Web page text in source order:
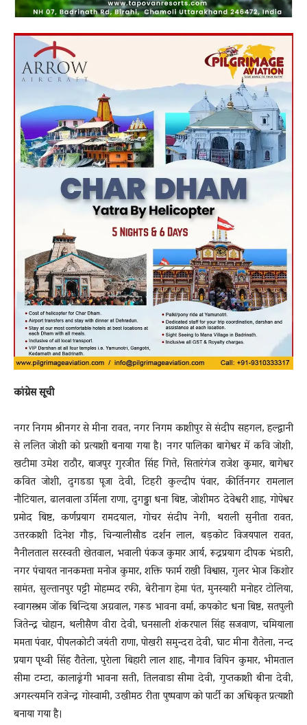
कांग्रेस सूची
नगर निगम श्रीनगर से मीना रावत, नगर निगम काशीपुर से संदीप सहगल, हल्द्वानी
से ललित जोशी को प्रत्याशी बनाया गया है। नगर पालिका बागेश्वर में कवि जोशी,
खटीमा उमेश राठौर, बाजपुर गुरजीत सिंह गित्ते, सितारंगंज राजेश कुमार, बागेश्वर
कवित जोशी, दुगडडा पूजा देवी, टिहरी कुल्दीप पंवार, कीर्तिनगर रामलाल
नौटियाल, ढालवाला उर्मिला राणा, दुगड्डा धना बिष्ट, जोशीमठ देवेश्वरी शाह, गोपेश्वर
प्रमोद बिष्ट, कर्णप्रयाग रामदयाल, गोचर संदीप नेगी, थराली सुनीता रावत,
उत्तरकाशी दिनेश गौड़, चिन्यालीसौड दर्शन लाल, बड़कोट विजयपाल रावत,
नैनीलताल सरस्वती खेतवाल, भवाली पंकज कुमार आर्य, रूद्रप्रयाग दीपक भंडारी,
नगर पंचायत नानकमत्ता मनोज कुमार, शक्ति फार्म राखी विश्वास, गुलर भेाज किशोर
सामंत, सुल्तानपुर पट्टी मोहम्मद रफी, बेरीनाग हेमा पंत, मुनस्यारी मनोहर टोलिया,
स्वागस्श्रम जोंक बिन्दिया अग्रवाल, गरूड भावना वर्मा, कपकोट धना बिष्ट, सतपुली
जितेन्द्र चोहान, थलीसैण वीरा देवी, घनसाली शंकरपाल सिंह सजवाण, चमियाला
ममता पंवार, पीपलकोटी जयंती राणा, पोखरी समुन्दरा देवी, घाट मीना रौतेला, नन्द
प्रयाग पृथ्वी सिंह रौतेला, पुरेाला बिहारी लाल शाह, नौगाव विपिन कुमार, भीमताल
सीमा टम्टा, कालाढूंगी भावना सती, तिलवाडा सीमा देवी, गुप्तकाशी बीना देवी,
अगस्त्यमनि राजेन्द्र गोस्वामी, उखीमठ रीता पुष्पवाण को पार्टी का अधिकृत प्रत्याशी
बनाया गया है।